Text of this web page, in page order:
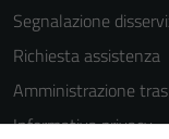
Segnalazione
Richiesta assistenza
Amministrazione
Informativa privacy